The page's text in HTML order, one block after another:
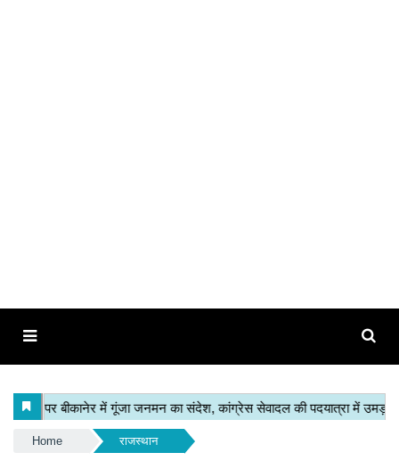
Home राजस्थान